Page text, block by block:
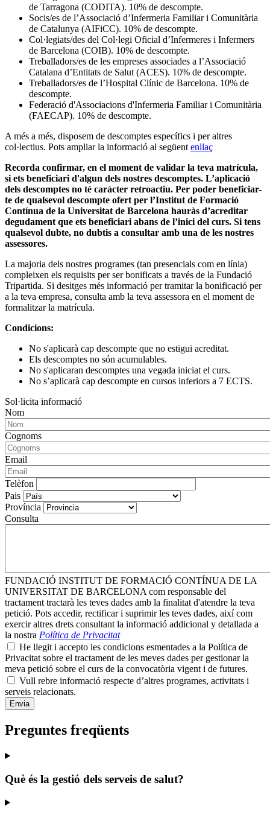
de Tarragona (CODITA). 10% de descompte.
Socis/es de l’Associació d’Infermeria Familiar i Comunitària
de Catalunya (AIFiCC). 10% de descompte.
Col·legiats/des del Col·legi Oficial d’Infermeres i Infermers
de Barcelona (COIB). 10% de descompte.
Treballadors/es de les empreses associades a l’Associació
Catalana d’Entitats de Salut (ACES). 10% de descompte.
Treballadors/es de l’Hospital Clínic de Barcelona. 10% de
descompte.
Federació d'Associacions d'Infermeria Familiar i Comunitària
(FAECAP). 10% de descompte.
A més a més, disposem de descomptes específics i per altres
col·lectius. Pots ampliar la informació al següentenllaç
Recorda confirmar, en el moment de validar la teva matrícula,
si ets beneficiari d'algun dels nostres descomptes. L’aplicació
dels descomptes no té caràcter retroactiu. Per poder beneficiar-
te de qualsevol descompte ofert per l’Institut de Formació
Contínua de la Universitat de Barcelona hauràs d’acreditar
degudament que ets beneficiari abans de l’inici del curs. Si tens
qualsevol dubte, no dubtis a consultar amb una de les nostres
assessores.
La majoria dels nostres programes (tan presencials com en línia)
compleixen els requisits per ser bonificats a través de la Fundació
Tripartida. Si desitges més informació per tramitar la bonificació per
a la teva empresa, consulta amb la teva assessora en el moment de
formalitzar la matrícula.
Condicions:
No s'aplicarà cap descompte que no estigui acreditat.
Els descomptes no són acumulables.
No s'aplicaran descomptes una vegada iniciat el curs.
No s’aplicarà cap descompte en cursos inferiors a 7 ECTS.
Sol·licita informació
Nom
Cognoms
Email
Telèfon
Pais
Província
Consulta
FUNDACIÓ INSTITUT DE FORMACIÓ CONTÍNUA DE LA
UNIVERSITAT DE BARCELONA com responsable del
tractament tractarà les teves dades amb la finalitat d'atendre la teva
petició. Pots accedir, rectificar i suprimir les teves dades, així com
exercir altres drets consultant la informació addicional y detallada a
la nostra Política de Privacitat
He llegit i accepto les condicions esmentades a la Política de
Privacitat sobre el tractament de les meves dades per gestionar la
meva petició sobre el curs de la convocatòria vigent i de futures.
Vull rebre informació respecte d’altres programes, activitats i
serveis relacionats.
Preguntes freqüents
Què és la gestió dels serveis de salut?